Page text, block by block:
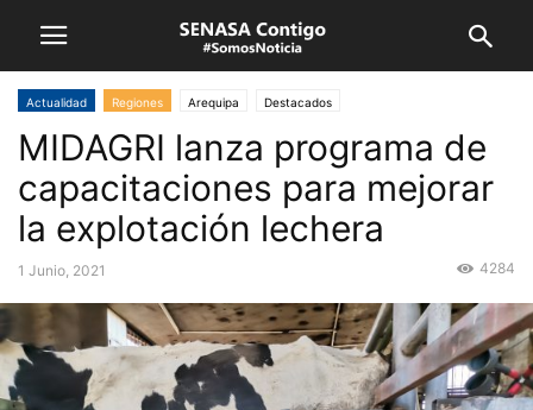
Actualidad Regiones Arequipa Destacados
MIDAGRI lanza programa de
capacitaciones para mejorar
la explotación lechera
1 Junio, 2021 4284